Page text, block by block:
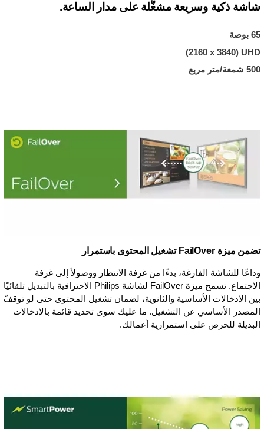
شاشة ذكية وسريعة مشغَّلة على مدار الساعة.
65 بوصة
UHD ‏(3840 x‏ 2160)
500 شمعة/متر مربع
تضمن ميزة FailOver تشغيل المحتوى باستمرار
وداعًا للشاشة الفارغة، بدءًا من غرفة الانتظار ووصولاً إلى غرفة
الاجتماع. تسمح ميزة FailOver لشاشة Philips الاحترافية بالتبديل تلقائيًا
بين الإدخالات الأساسية والثانوية، لضمان تشغيل المحتوى حتى لو توقفّ
المصدر الأساسي عن التشغيل. ما عليك سوى تحديد قائمة بالإدخالات
البديلة للحرص على استمرارية أعمالك.